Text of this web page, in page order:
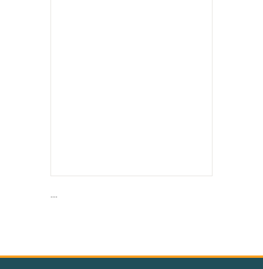
....